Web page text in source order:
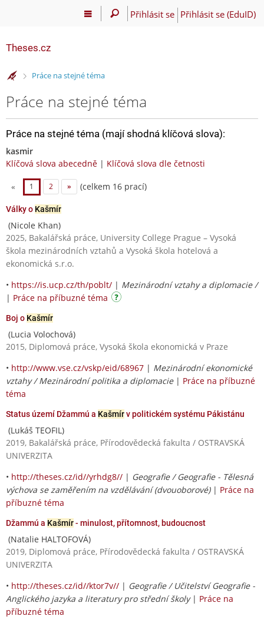
Přihlásit se Přihlásit se (EduID)
Theses.cz
>Práce na stejné téma
Práce na stejné téma
Práce na stejné téma (mají shodná klíčová slova):
kasmir
Klíčová slova abecedně | Klíčová slova dle četnosti
« 1 2 » (celkem 16 prací)
Války o Kašmír
(Nicole Khan)
2025, Bakalářská práce, University College Prague – Vysoká
škola mezinárodních vztahů a Vysoká škola hotelová a
ekonomická s.r.o.
• https://is.ucp.cz/th/poblt/ | Mezinárodní vztahy a diplomacie /
| Práce na příbuzné téma
Boj o Kašmír
(Lucia Volochová)
2015, Diplomová práce, Vysoká škola ekonomická v Praze
• http://www.vse.cz/vskp/eid/68967 | Mezinárodní ekonomické
vztahy / Mezinárodní politika a diplomacie| Práce na příbuzné
téma
Status území Džammú a Kašmírv politickém systému Pákistánu
(Lukáš TEOFIL)
2019, Bakalářská práce, Přírodovědecká fakulta / OSTRAVSKÁ
UNIVERZITA
• http://theses.cz/id//yrhdg8// | Geografie / Geografie - Tělesná
výchova se zaměřením na vzdělávání (dvouoborové)| Práce na
příbuzné téma
Džammú a Kašmír- minulost, přítomnost, budoucnost
(Natalie HALTOFOVÁ)
2019, Diplomová práce, Přírodovědecká fakulta / OSTRAVSKÁ
UNIVERZITA
• http://theses.cz/id//ktor7v// | Geografie / Učitelství Geografie -
Anglického jazyka a literatury pro střední školy| Práce na
příbuzné téma